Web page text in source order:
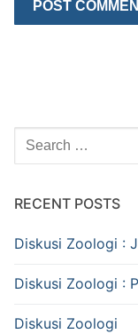
Search
for:
RECENT POSTS
Diskusi Zoologi :
Diskusi Zoologi :
Diskusi Zoologi